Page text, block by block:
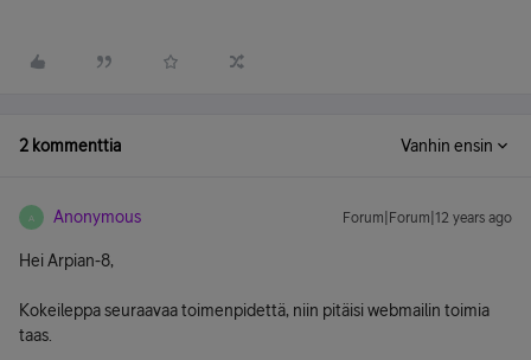
2 kommenttia Vanhin ensin
A Anonymous Forum|Forum|12 years ago
Hei Arpian-8,
Kokeileppa seuraavaa toimenpidettä, niin pitäisi webmailin toimia
taas.